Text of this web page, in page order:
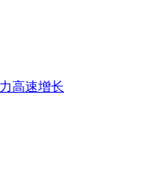
高速增长